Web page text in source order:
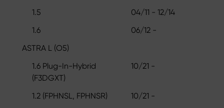
1.5
04/11 - 12/14
1.6
06/12 -
ASTRA L (O5)
1.6 Plug-In-Hybrid
(F3DGXT)
10/21 -
1.2 (FPHNSL, FPHNSR)
10/21 -